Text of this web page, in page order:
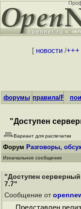
[ новости/+++
форумы правила/FAQ
"Доступен
Вариант для распечатки
Форум Разговоры,
Изначальное сообщение
"Доступен
7.7"
Сообщение от